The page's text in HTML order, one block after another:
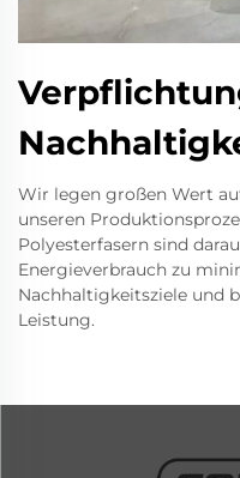
Wir legen großen Wert
unseren
Polyesterfasern sind
Energieverbrauch zu
Nachhaltigkeitsziele und
Leistung.